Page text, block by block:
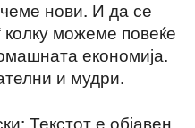
нови. И да се
можеме повеќе
економија.
и мудри.
Текстот е објавен